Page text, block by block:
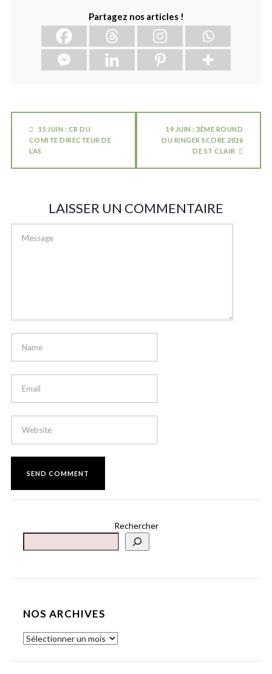
Partagez nos articles !
15 JUIN : CR DU
COMITE DIRECTEUR DE
L’AS
19 JUIN : 3ÈME ROUND
DU RINGER SCORE 2026
DE ST CLAIR
LAISSER UN COMMENTAIRE
Rechercher
NOS ARCHIVES